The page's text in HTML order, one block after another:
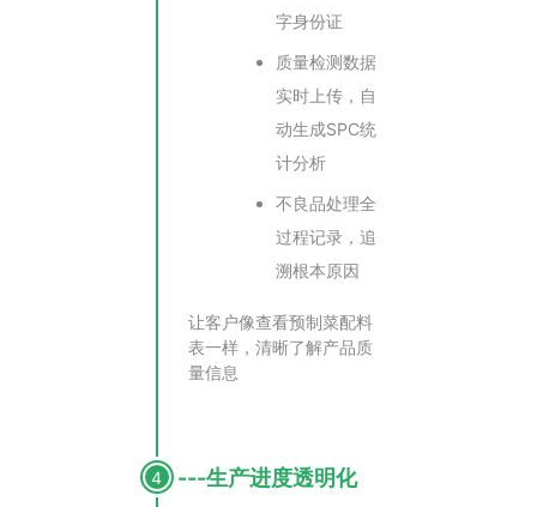
字身份证
质量检测数据
实时上传，自
动生成SPC统
计分析
不良品处理全
过程记录，追
溯根本原因
让客户像查看预制菜配料
表一样，清晰了解产品质
量信息
4 ---生产进度透明化